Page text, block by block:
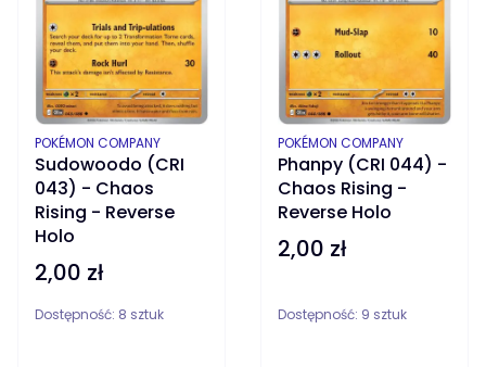
Sudowoodo (CRI
043) - Chaos
Rising - Reverse
Holo
PRODUCENT
POKÉMON COMPANY
Cena
2,00 zł
Dostępność: 8 sztuk
Phanpy (CRI 044) -
Chaos Rising -
Reverse Holo
PRODUCENT
POKÉMON COMPANY
Cena
2,00 zł
Dostępność: 9 sztuk